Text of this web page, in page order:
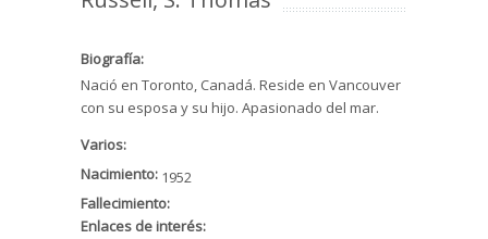
Biografía:
Nació en Toronto, Canadá. Reside en Vancouver
con su esposa y su hijo. Apasionado del mar.
Varios:
Nacimiento: 1952
Fallecimiento:
Enlaces de interés: